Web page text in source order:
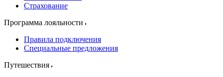
Страхование
Программа лояльности
Правила подключения
Специальные предложения
Путешествия